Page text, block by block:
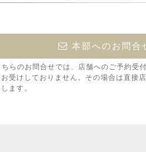
本部へのお問合
らのお問合せでは、店舗へのご予約受
受けしておりません。その場合は直接
ます。